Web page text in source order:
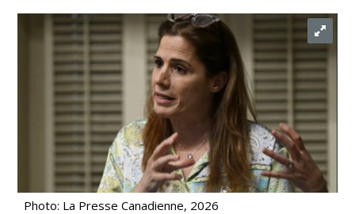
Photo: La Presse Canadienne, 2026